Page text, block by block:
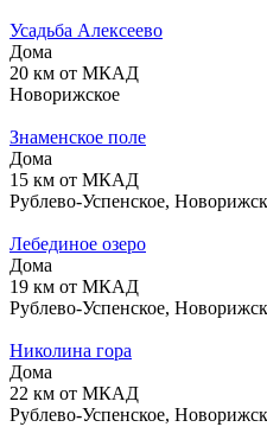
Усадьба Алексеево
Дома
20 км от МКАД
Новорижское
Знаменское поле
Дома
15 км от МКАД
Рублево-Успенское,
Лебединое озеро
Дома
19 км от МКАД
Рублево-Успенское,
Николина гора
Дома
22 км от МКАД
Рублево-Успенское,